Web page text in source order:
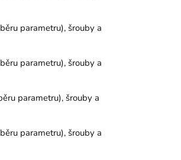
parametru), šrouby a
parametru), šrouby a
parametru), šrouby a
parametru), šrouby a